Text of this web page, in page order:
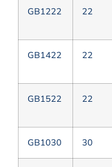
GB1222 22
GB1422 22
GB1522 22
GB1030 30